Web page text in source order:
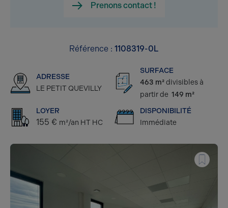
Prenons contact !
Référence : 1108319-0L
ADRESSE
LE PETIT QUEVILLY
SURFACE
463 m²divisibles à
partir de 149 m²
LOYER
155 € m²/an HT HC
DISPONIBILITÉ
Immédiate